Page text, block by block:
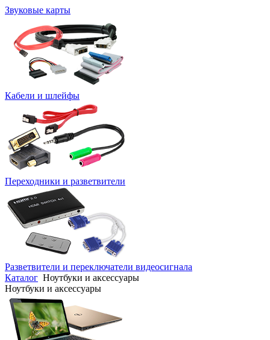
Звуковые карты
Кабели и шлейфы
Переходники и разветвители
Разветвители и переключатели видеосигнала
Каталог Ноутбуки и аксессуары
Ноутбуки и аксессуары